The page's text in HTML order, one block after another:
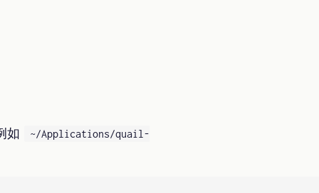
如 ~/Applications/quail-